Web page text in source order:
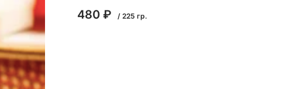
480 ₽ / 225 гр.